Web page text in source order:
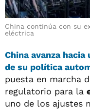
China continúa con su
eléctrica
China avanza
de su política
puesta en marcha
regulatorio para la
uno de los ajustes